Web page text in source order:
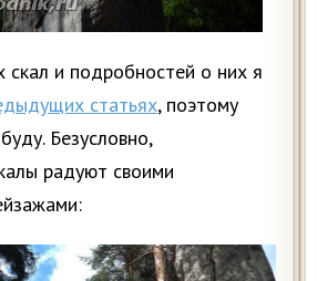
скал и подробностей о них я
статьях, поэтому
Безусловно,
радуют своими